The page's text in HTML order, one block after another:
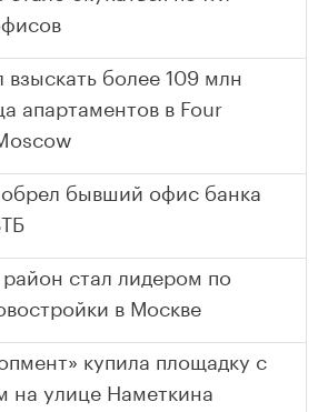
взыскать более 109 млн
апартаментов в Four
бывший офис банка
стал лидером по
в Москве
купила площадку с
на улице Наметкина